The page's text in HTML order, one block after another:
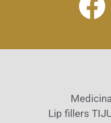
Lip fillers